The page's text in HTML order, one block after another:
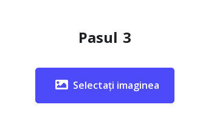
Pasul 3
Selectați imaginea